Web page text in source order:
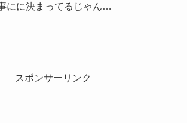
にに決まってるじゃん…
スポンサーリンク